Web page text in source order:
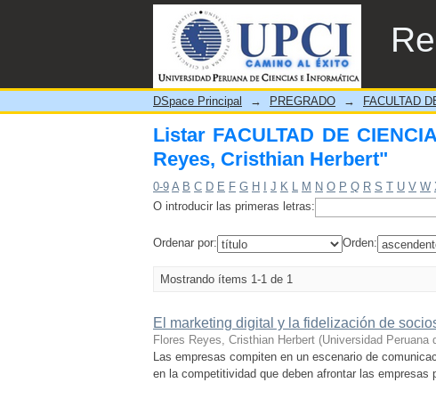
Listar FACULTAD DE
DSpace Principal → PREGRADO → FACULTAD
Listar FACULTAD DE
Reyes, Cristhian Herbert"
0-9 A B C D E F G H J K L M N O P Q R S T U V W
O introducir las primeras letras:
Ordenar por: Orden:
Mostrando ítems 1-1 de 1
El marketing digital y la fidelización de
Flores Reyes, Cristhian Herbert (Universidad Peruana
Las empresas compiten en un escenario de
en la competitividad que deben afrontar las